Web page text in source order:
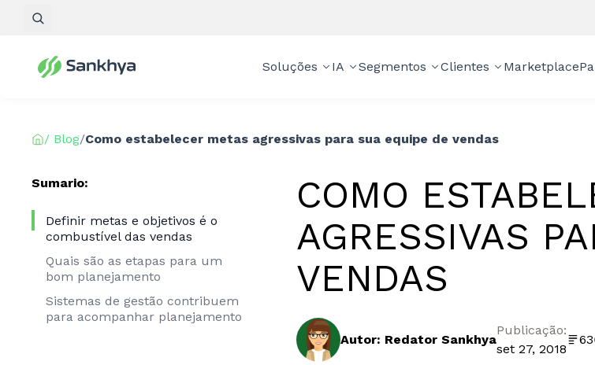
Soluções IA Segmentos Clientes Marketplace
/ Blog/Como estabelecer metas agressivas para sua equipe de vendas
Sumario:
Definir metas e objetivos é o
combustível das vendas
Quais são as etapas para um
bom planejamento
Sistemas de gestão contribuem
para acompanhar planejamento
COMO
AGRESSIVAS
VENDAS
Autor: Redator Sankhya
Publicação:
set 27, 2018
63